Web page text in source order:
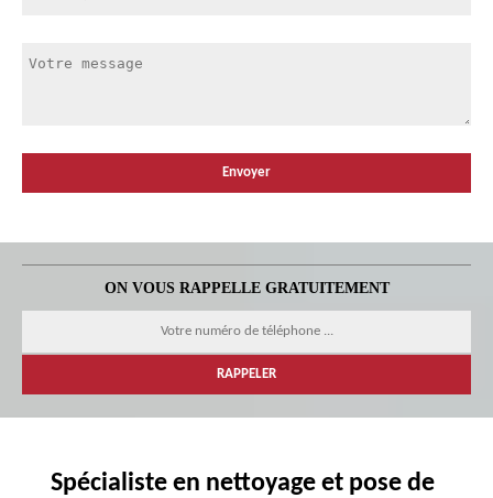
ON VOUS RAPPELLE GRATUITEMENT
Spécialiste en nettoyage et pose de